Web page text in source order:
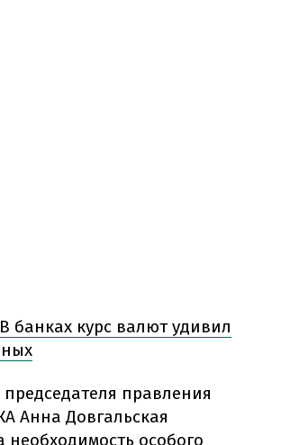
В банках курс валют удивил
председателя правления
Анна Довгальская
необходимость особого